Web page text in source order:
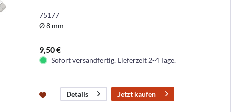
75177
Ø 8 mm
9,50 €
Sofort versandfertig. Lieferzeit 2-4 Tage.
Details Jetzt kaufen